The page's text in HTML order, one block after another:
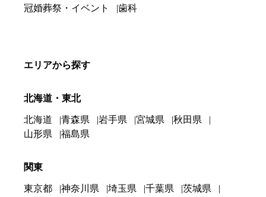
冠婚葬祭・イベント
歯科
エリアから探す
北海道・東北
北海道 青森県 岩手県 宮城県
秋田県
山形県
福島県
関東
東京都 神奈川県 埼玉県 千葉県
茨城県